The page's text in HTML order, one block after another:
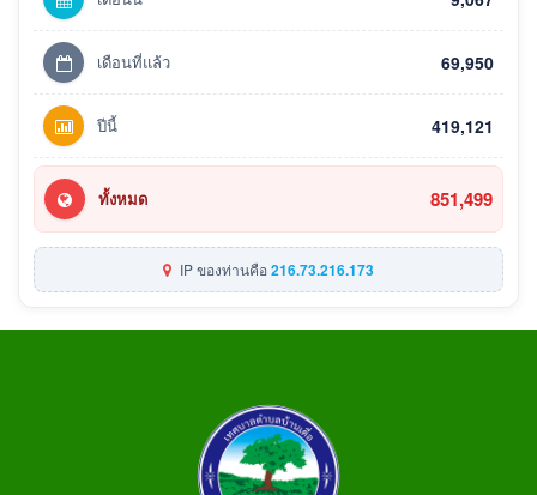
เดือนที่แล้ว 69,950
ปีนี้ 419,121
ทั้งหมด 851,499
IP ของท่านคือ216.73.216.173